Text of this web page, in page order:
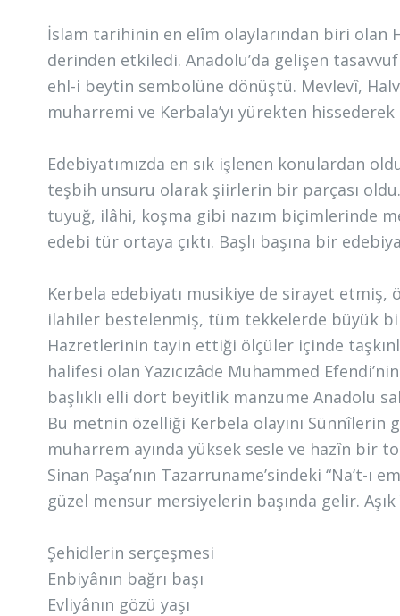
İslam tarihinin en elîm olaylarından biri olan
derinden etkiledi. Anadolu’da gelişen
ehl-i beytin sembolüne dönüştü. Mevlevî,
muharremi ve Kerbala’yı yürekten
Edebiyatımızda en sık işlenen konulardan
teşbih unsuru olarak şiirlerin bir parçası
tuyuğ, ilâhi, koşma gibi nazım biçimlerinde
edebi tür ortaya çıktı. Başlı başına bir
Kerbela edebiyatı musikiye de sirayet
ilahiler bestelenmiş, tüm tekkelerde büyük
Hazretlerinin tayin ettiği ölçüler içinde
halifesi olan Yazıcızâde Muhammed
başlıklı elli dört beyitlik manzume Anadolu
Bu metnin özelliği Kerbela olayını
muharrem ayında yüksek sesle ve hazîn bir
Sinan Paşa’nın Tazarruname’sindeki “Na‘t-ı
güzel mensur mersiyelerin başında gelir.
Şehidlerin serçeşmesi
Enbiyânın bağrı başı
Evliyânın gözü yaşı